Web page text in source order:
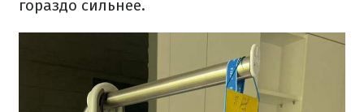
гораздо сильнее.